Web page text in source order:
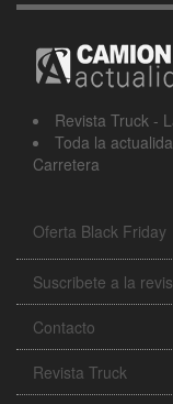
Revista Truck -
Toda la
Carretera
Oferta Black Friday
Suscribete a la
Contacto
Revista Truck